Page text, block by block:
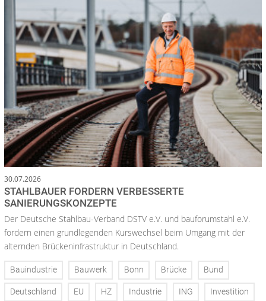
30.07.2026
STAHLBAUER FORDERN VERBESSERTE
SANIERUNGSKONZEPTE
Der Deutsche Stahlbau-Verband DSTV e.V. und bauforumstahl e.V.
fordern einen grundlegenden Kurswechsel beim Umgang mit der
alternden Brückeninfrastruktur in Deutschland.
Bauindustrie Bauwerk Bonn Brücke Bund
Deutschland EU HZ Industrie ING Investition